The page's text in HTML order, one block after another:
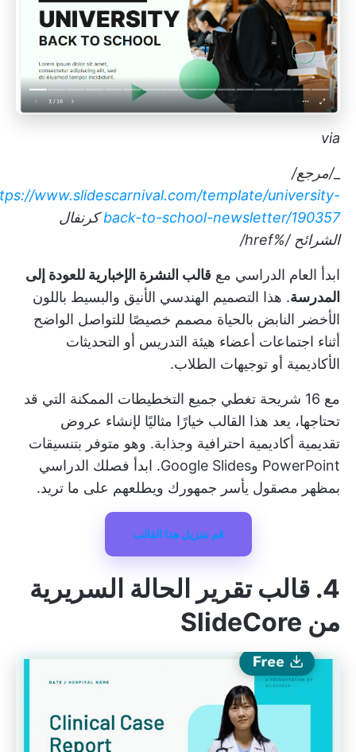
via
_/مرجع/
www.slidescarnival.com/template/university-
back-to-school-newsletter/190357 كرنفال
الشرائح /%href/
ابدأ العام الدراسي مع قالب النشرة الإخبارية للعودة إلى
المدرسة. هذا التصميم الهندسي الأنيق والبسيط باللون
الأخضر النابض بالحياة مصمم خصيصًا للتواصل الواضح
أثناء اجتماعات أعضاء هيئة التدريس أو التحديثات
الأكاديمية أو توجيهات الطلاب.
مع 16 شريحة تغطي جميع التخطيطات الممكنة التي قد
تحتاجها، يعد هذا القالب خيارًا مثاليًا لإنشاء عروض
تقديمية أكاديمية احترافية وجذابة. وهو متوفر بتنسيقات
PowerPoint وGoogle Slides. ابدأ فصلك الدراسي
بمظهر مصقول يأسر جمهورك ويطلعهم على ما تريد.
قم بتنزيل هذا القالب
4. قالب تقرير الحالة السريرية
من SlideCore